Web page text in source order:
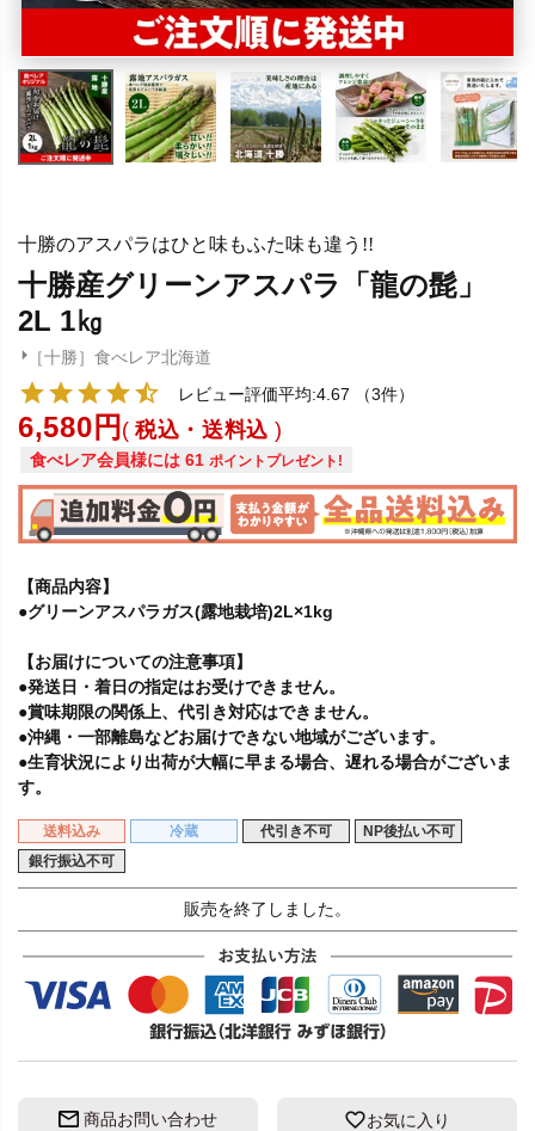
十勝のアスパラはひと味もふた味も違う!!
十勝産グリーンアスパラ「龍の髭」
2L 1㎏
［十勝］食べレア北海道
レビュー評価平均:4.67
（3件）
6,580 税込・送料込
食べレア会員様には 61 ポイントプレゼント!
【商品内容】
●グリーンアスパラガス(露地栽培)2L×1kg
【お届けについての注意事項】
●発送日・着日の指定はお受けできません。
●賞味期限の関係上、代引き対応はできません。
●沖縄・一部離島などお届けできない地域がございます。
●生育状況により出荷が大幅に早まる場合、遅れる場合がございま
す。
送料込み 冷蔵 代引き不可
NP後払い不可
銀行振込不可
販売を終了しました。
商品お問い合わせ お気に入り